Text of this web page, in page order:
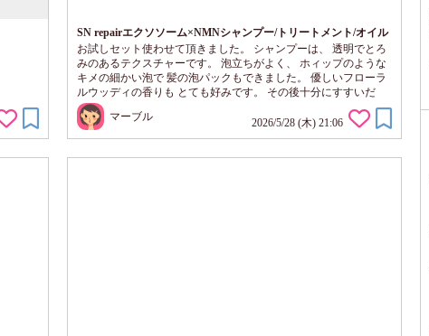
SN repairエクソソーム×NMNシャンプー/トリートメント/オイル
お試しセット使わせて頂きました。 シャンプーは、 透明でとろ
みのあるテクスチャーです。 泡立ちがよく、 ホィップのような
キメの細かい泡で 髪の泡パックもできました。 優しいフローラ
ルウッディの香りも とても好みです。 その後十分にすすいだ
後、 トリートメントを適量、 髪の中間から毛先に向かって なじ
ませます。 濃厚なテクスチャーですが、 髪にスーッとなじみ塗
布しやすいです。 こちらも良い香りです。 丁寧にすすぎます。
マーブル 2026/5/28 (木) 21:06